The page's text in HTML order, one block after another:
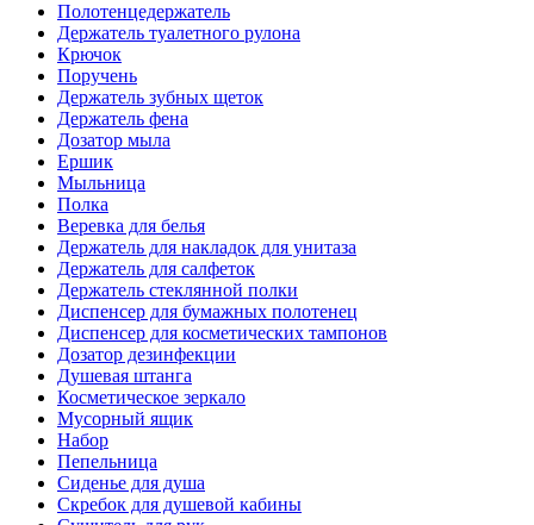
Полотенцедержатель
Держатель туалетного рулона
Крючок
Поручень
Держатель зубных щеток
Держатель фена
Дозатор мыла
Eршик
Мыльница
Полка
Веревка для белья
Держатель для накладок для унитаза
Держатель для салфеток
Держатель стеклянной полки
Диспенсер для бумажных полотенец
Диспенсер для косметических тампонов
Дозатор дезинфекции
Душевая штанга
Косметическое зеркало
Мусорный ящик
Набор
Пепельница
Сиденье для душа
Скребок для душевой кабины